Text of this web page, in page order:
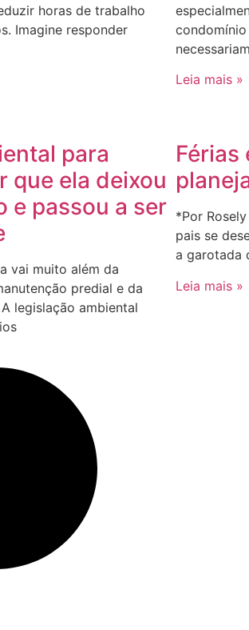
horas de trabalho
Imagine responder
Leia mais »
para
que ela deixou
e passou a ser
vai muito além da
predial e da
legislação ambiental
Férias
*Por
pais se
a garotada
Leia mais »